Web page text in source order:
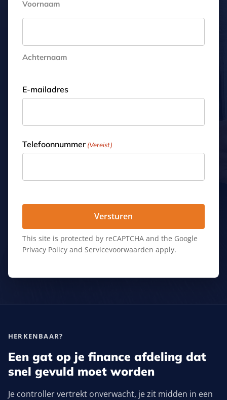
Voornaam
Achternaam
E-mailadres
Telefoonnummer (Vereist)
This site is protected by reCAPTCHA and the Google
Privacy Policy and Servicevoorwaarden apply.
HERKENBAAR?
Een gat op je finance afdeling dat
snel gevuld moet worden
Je controller vertrekt onverwacht, je zit midden in een